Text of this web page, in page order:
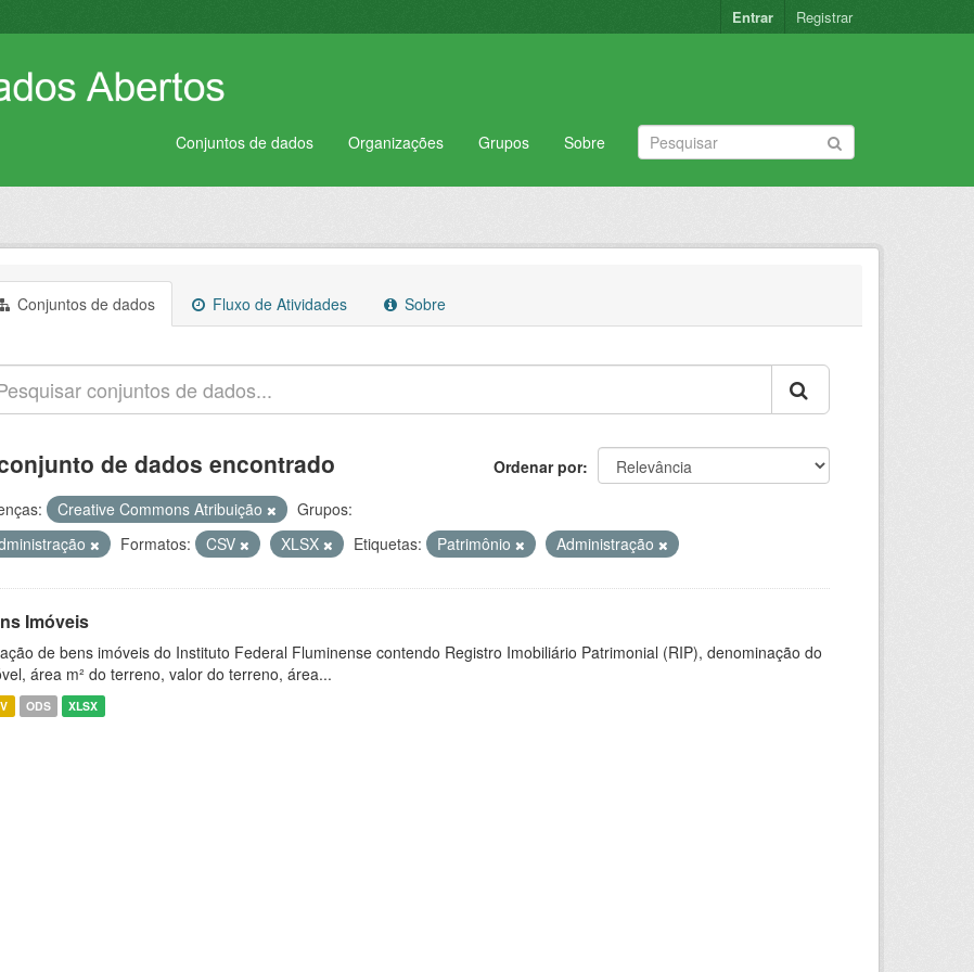
Entrar Registrar
Conjuntos de dados Organizações Grupos Sobre
Conjuntos de dados Fluxo de Atividades Sobre
Ordenar por
de dados encontrado
Creative Commons Atribuição
Grupos:
Formatos: CSV XLSX Etiquetas: Patrimônio Administração
Imóveis
de bens imóveis do Instituto Federal Fluminense contendo Registro Imobiliário Patrimonial (RIP), denominação do
área m² do terreno, valor do terreno, área...
ODS XLSX